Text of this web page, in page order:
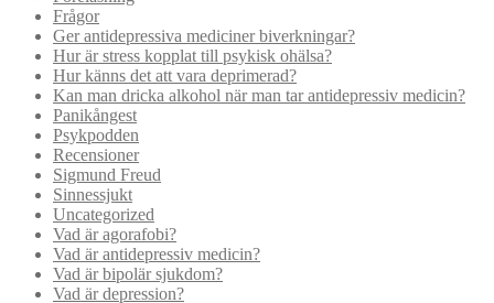
Frågor
Ger antidepressiva mediciner biverkningar?
Hur är stress kopplat till psykisk ohälsa?
Hur känns det att vara deprimerad?
Kan man dricka alkohol när man tar antidepressiv medicin?
Panikångest
Psykpodden
Recensioner
Sigmund Freud
Sinnessjukt
Uncategorized
Vad är agorafobi?
Vad är antidepressiv medicin?
Vad är bipolär sjukdom?
Vad är depression?